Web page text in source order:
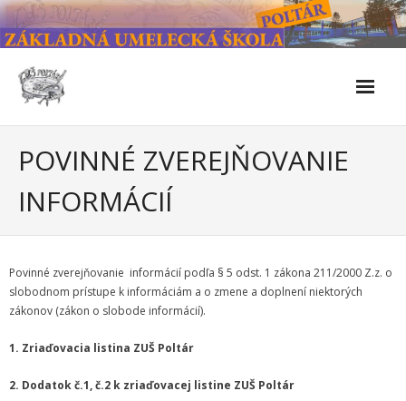
Skip
to
content
- Súčasnosť
POVINNÉ ZVEREJŇOVANIE
INFORMÁCIÍ
Povinné zverejňovanie informácií podľa § 5 odst. 1 zákona 211/2000 Z.z. o
slobodnom prístupe k informáciám a o zmene a doplnení niektorých
zákonov (zákon o slobode informácií).
1. Zriaďovacia listina ZUŠ Poltár
2. Dodatok č.1, č.2 k zriaďovacej listine ZUŠ Poltár